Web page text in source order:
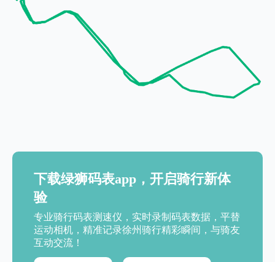
下载绿狮码表app，开启骑行新体
验
专业骑行码表测速仪，实时录制码表数据，平替
运动相机，精准记录徐州骑行精彩瞬间，与骑友
互动交流！